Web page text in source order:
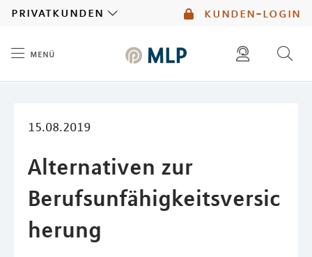
kunden-login
privatkunden
menü
15.08.2019
Alternativen zur
Berufsunfähigkeitsversic
herung